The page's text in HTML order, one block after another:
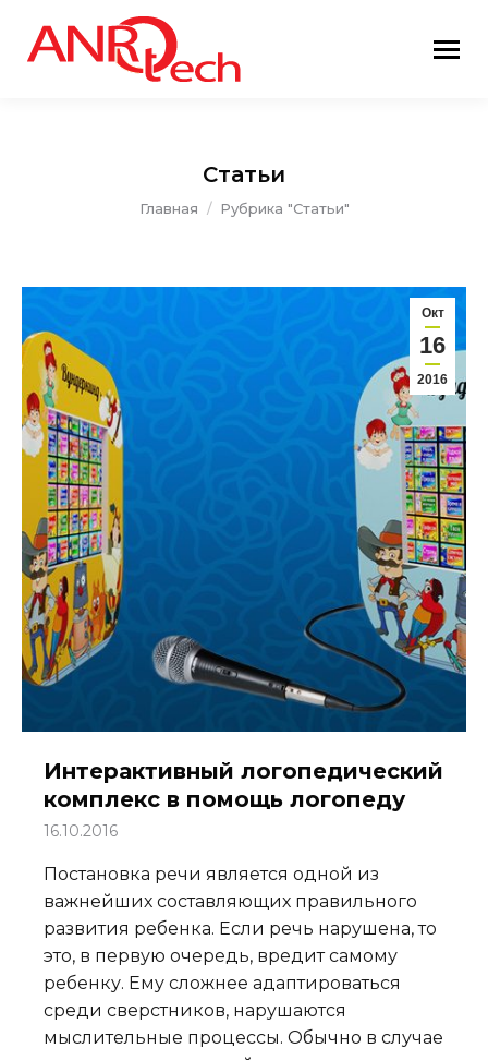
Статьи
Вы здесь:
Главная Рубрика "Статьи"
Окт
16
2016
Интерактивный логопедический
комплекс в помощь логопеду
16.10.2016
Постановка речи является одной из
важнейших составляющих правильного
развития ребенка. Если речь нарушена, то
это, в первую очередь, вредит самому
ребенку. Ему сложнее адаптироваться
среди сверстников, нарушаются
мыслительные процессы. Обычно в случае